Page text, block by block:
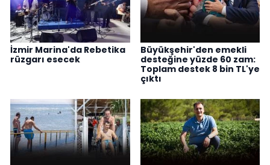
İzmir Marina'da Rebetika
rüzgarı esecek
Büyükşehir'den emekli
desteğine yüzde 60 zam:
Toplam destek 8 bin TL'ye
çıktı